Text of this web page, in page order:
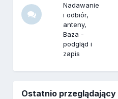
Nadawanie
i odbiór,
anteny
Baza -
podgląd i
zapis
Ostatnio przeglądający